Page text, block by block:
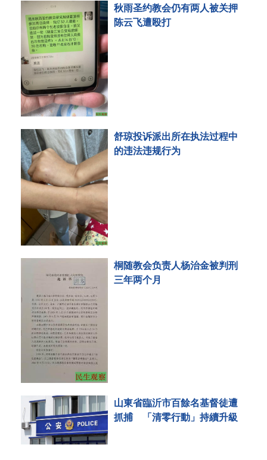
秋雨圣约教会仍有两人被关押
陈云飞遭殴打
舒琼投诉派出所在执法过程中
的违法违规行为
桐随教会负责人杨治金被判刑
三年两个月
山東省臨沂市百餘名基督徒遭
抓捕 「清零行動」持續升級